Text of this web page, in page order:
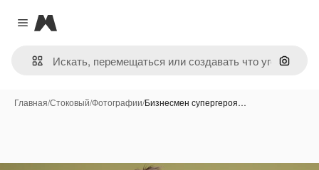
Close menu
Magnific
Поиск
Главная/Стоковый/Фотографии/Бизнесмен супергероя…